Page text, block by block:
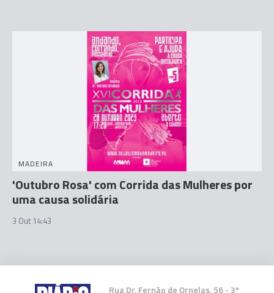
MADEIRA
'Outubro Rosa' com Corrida das Mulheres por
uma causa solidária
3 Out 14:43
Rua Dr. Fernão de Ornelas, 56 - 3º